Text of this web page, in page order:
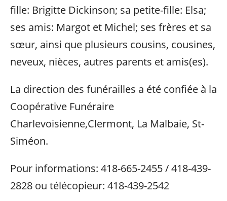
fille: Brigitte Dickinson; sa petite-fille: Elsa;
ses amis: Margot et Michel; ses frères et sa
sœur, ainsi que plusieurs cousins, cousines,
neveux, nièces, autres parents et amis(es).
La direction des funérailles a été confiée à la
Coopérative Funéraire
Charlevoisienne,Clermont, La Malbaie, St-
Siméon.
Pour informations: 418-665-2455 / 418-439-
2828 ou télécopieur: 418-439-2542